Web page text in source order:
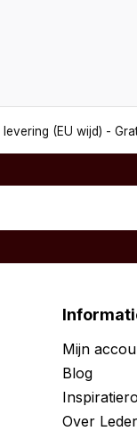
levering (EU wijd) -
Mijn
Blog
Over